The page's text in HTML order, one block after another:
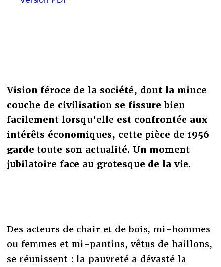
Vision féroce de la société, dont la mince
couche de civilisation se fissure bien
facilement lorsqu'elle est confrontée aux
intérêts économiques, cette pièce de 1956
garde toute son actualité. Un moment
jubilatoire face au grotesque de la vie.
Des acteurs de chair et de bois, mi-hommes
ou femmes et mi-pantins, vêtus de haillons,
se réunissent : la pauvreté a dévasté la